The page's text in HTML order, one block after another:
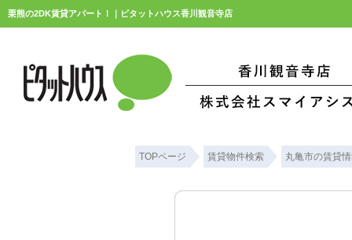
栗熊の2DK賃貸アパート！｜ピタットハウス香川観音寺店
TOPページ 賃貸物件検索 丸亀市の賃貸